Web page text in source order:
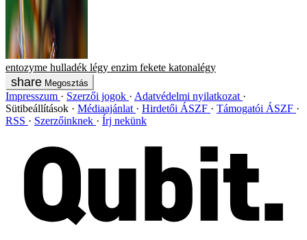
entozyme hulladék légy enzim fekete katonalégy
Megosztás
Impresszum Szerzői jogok
Adatvédelmi nyilatkozat
Sütibeállítások
Médiaajánlat Hirdetői ÁSZF
Támogatói ÁSZF
RSS
Szerzőinknek Írj nekünk